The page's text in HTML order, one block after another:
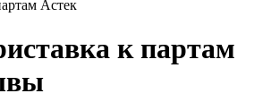
Астек
к партам